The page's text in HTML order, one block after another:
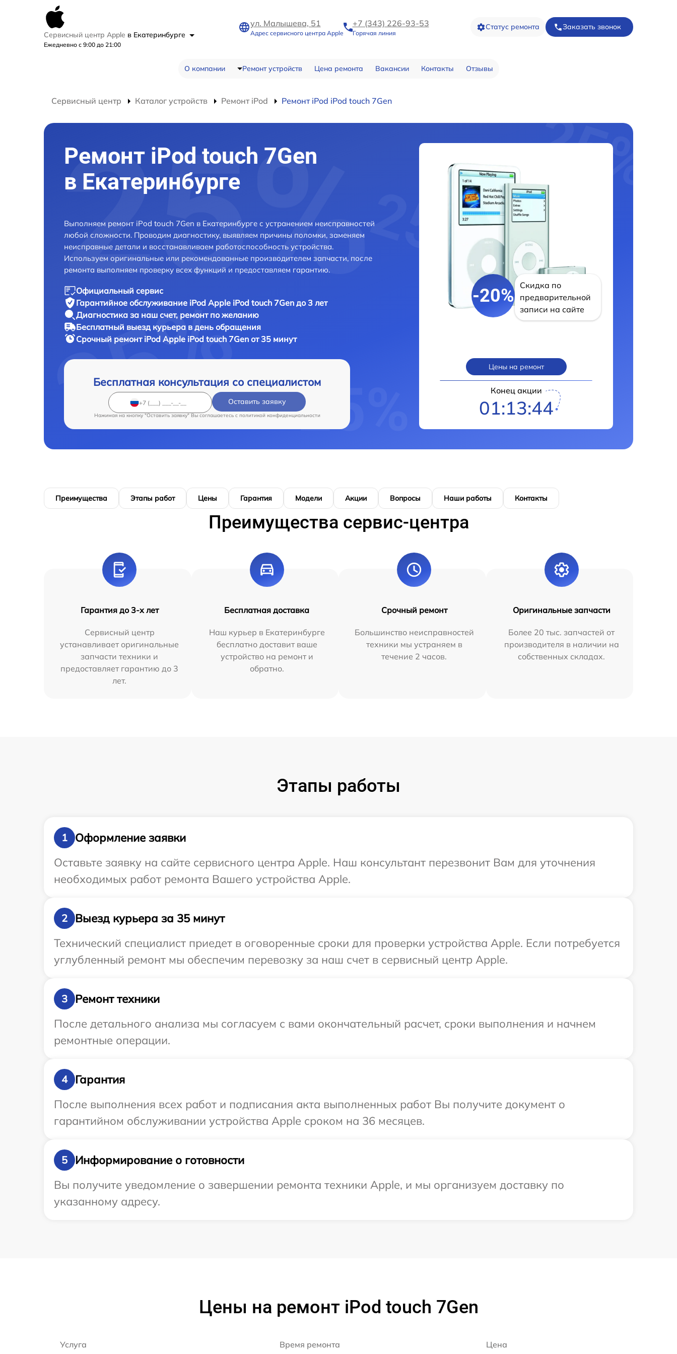
Сервисный центр Apple в Екатеринбурге
Ежедневно с 9:00 до 21:00
ул. Малышева, 51
Адрес сервисного центра Apple
+7 (343) 226-93-53
Горячая линия
Статус ремонта Заказать звонок
О компании Ремонт устройств Цена ремонта Вакансии Контакты Отзывы
Сервисный центр Каталог устройств Ремонт iPod Ремонт iPod iPod touch 7Gen
Ремонт iPod touch 7Gen
в Екатеринбурге
Выполняем ремонт iPod touch 7Gen в Екатеринбурге с устранением неисправностей
любой сложности. Проводим диагностику, выявляем причины поломки, заменяем
неисправные детали и восстанавливаем работоспособность устройства.
Используем оригинальные или рекомендованные производителем запчасти, после
ремонта выполняем проверку всех функций и предоставляем гарантию.
Официальный сервис
Гарантийное обслуживание iPod Apple iPod touch 7Gen до 3 лет
Диагностика за наш счет, ремонт по желанию
Бесплатный выезд курьера в день обращения
Срочный ремонт iPod Apple iPod touch 7Gen от 35 минут
Бесплатная консультация со специалистом
Оставить заявку
Нажимая на кнопку "Оставить заявку" Вы соглашаетесь c политикой конфиденциальности
-20%
Скидка по
предварительной
записи на сайте
Цены на ремонт
Конец акции
01:13:43
Преимущества Этапы работ Цены Гарантия Модели Акции Вопросы Наши работы Контакты
Преимущества сервис-центра
Гарантия до 3-х лет
Сервисный центр
устанавливает оригинальные
запчасти техники и
предоставляет гарантию до 3
лет.
Бесплатная доставка
Наш курьер в Екатеринбурге
бесплатно доставит ваше
устройство на ремонт и
обратно.
Срочный ремонт
Большинство неисправностей
техники мы устраняем в
течение 2 часов.
Оригинальные запчасти
Более 20 тыс. запчастей от
производителя в наличии на
собственных складах.
Этапы работы
1
Оформление заявки
Оставьте заявку на сайте сервисного центра Apple. Наш консультант перезвонит Вам для уточнения
необходимых работ ремонта Вашего устройства Apple.
2
Выезд курьера за 35 минут
Технический специалист приедет в оговоренные сроки для проверки устройства Apple. Если потребуется
углубленный ремонт мы обеспечим перевозку за наш счет в сервисный центр Apple.
3
Ремонт техники
После детального анализа мы согласуем с вами окончательный расчет, сроки выполнения и начнем
ремонтные операции.
4
Гарантия
После выполнения всех работ и подписания акта выполненных работ Вы получите документ о
гарантийном обслуживании устройства Apple сроком на 36 месяцев.
5
Информирование о готовности
Вы получите уведомление о завершении ремонта техники Apple, и мы организуем доставку по
указанному адресу.
Цены на ремонт iPod touch 7Gen
Услуга Время ремонта Цена